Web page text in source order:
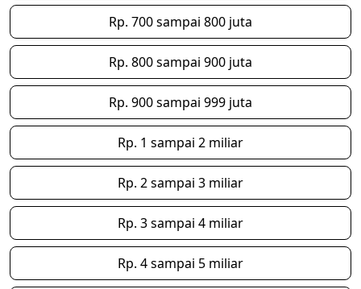
Rp. 700 sampai 800 juta
Rp. 800 sampai 900 juta
Rp. 900 sampai 999 juta
Rp. 1 sampai 2 miliar
Rp. 2 sampai 3 miliar
Rp. 3 sampai 4 miliar
Rp. 4 sampai 5 miliar